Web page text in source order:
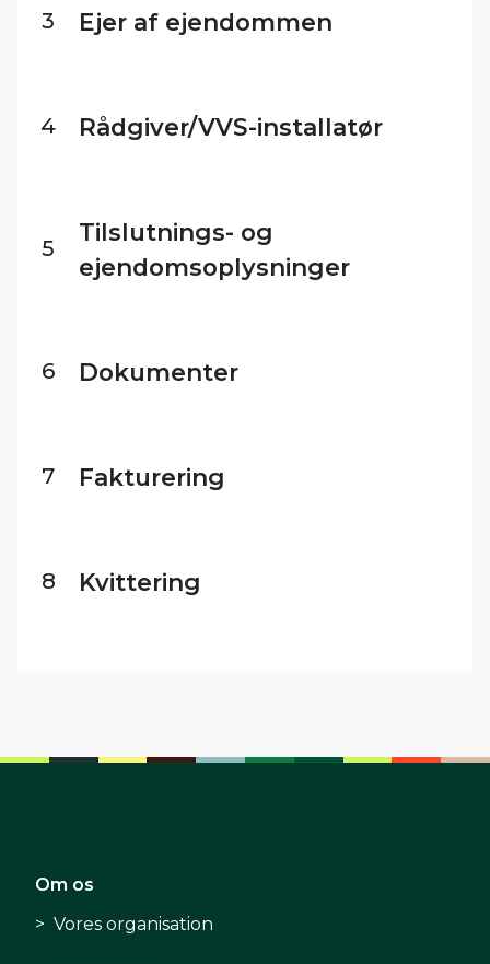
3 Ejer af ejendommen
4 Rådgiver/VVS-installatør
5
Tilslutnings- og
ejendomsoplysninger
6 Dokumenter
7 Fakturering
8 Kvittering
Om os
Vores organisation